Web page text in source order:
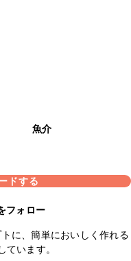
魚介
ドする
フォロー
に、簡単においしく作れる
ています。